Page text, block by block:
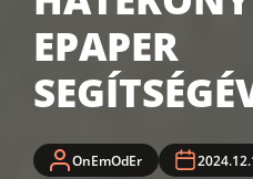
EPAPER
OnEmOdEr